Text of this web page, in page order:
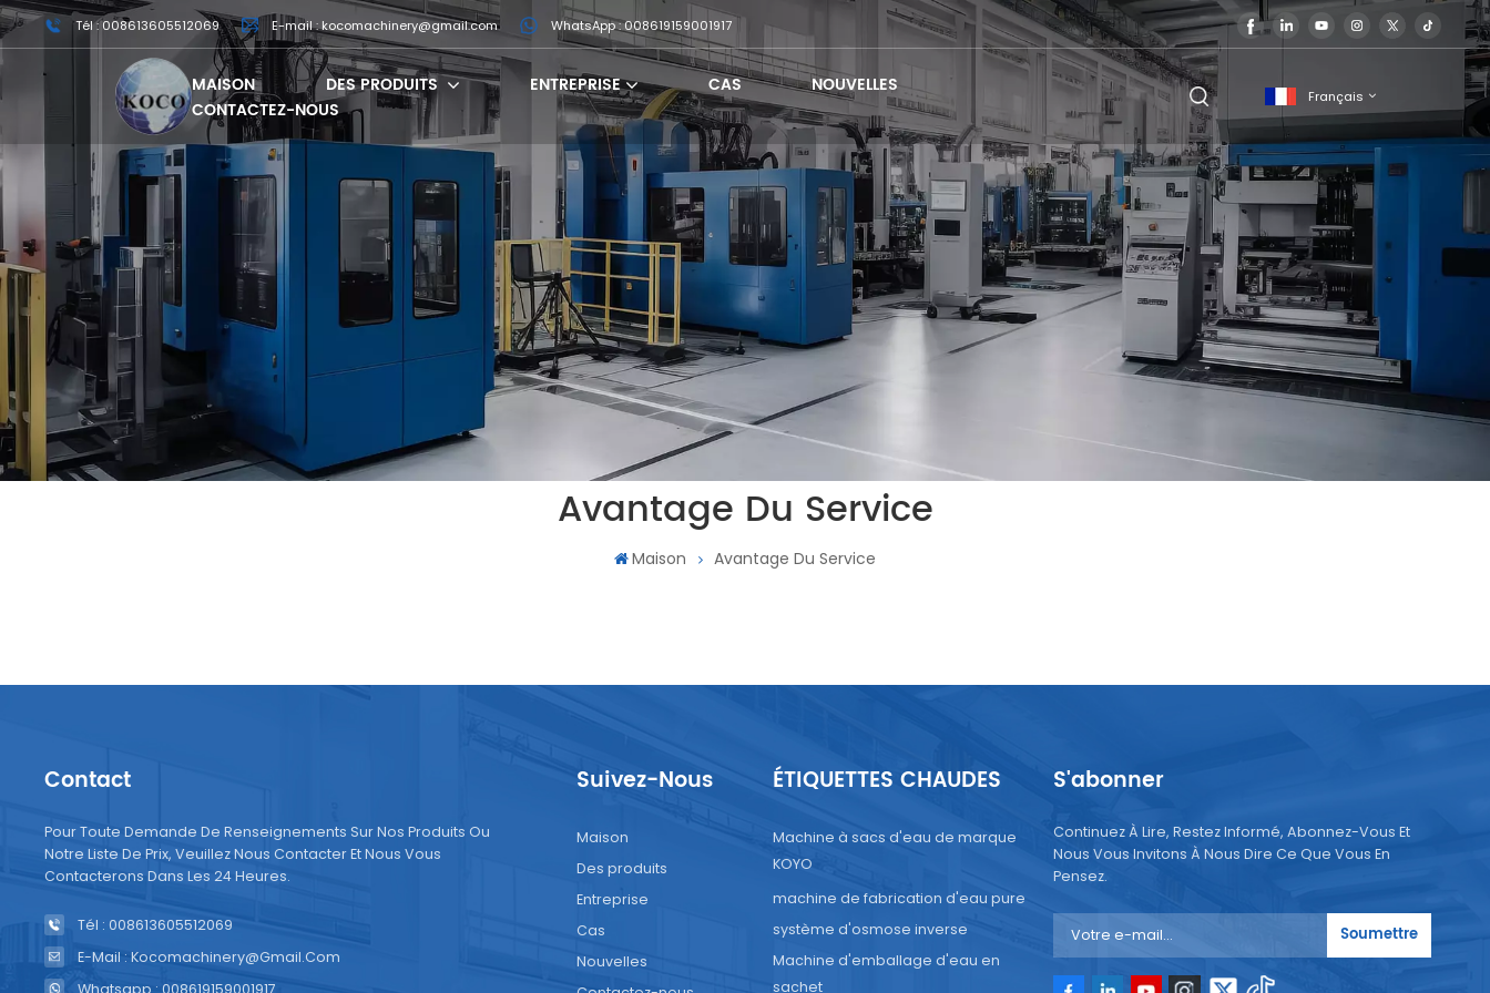
Tél : 008613605512069 E-mail : kocomachinery@gmail.com WhatsApp : 008619159001917
MAISON DES PRODUITS ENTREPRISE CAS
NOUVELLES
CONTACTEZ-NOUS
Français
English
français
Avantage Du Service
Maison Avantage Du Service
Contact
Pour Toute Demande De Renseignements Sur Nos Produits Ou
Notre Liste De Prix, Veuillez Nous Contacter Et Nous Vous
Contacterons Dans Les 24 Heures.
Tél : 008613605512069
E-Mail : Kocomachinery@gmail.com
Whatsapp : 008619159001917
Suivez-Nous
Maison
Des produits
Entreprise
Cas
Nouvelles
ÉTIQUETTES CHAUDES
Machine à sacs d'eau de marque
KOYO
machine de fabrication d'eau pure
système d'osmose inverse
Machine d'emballage d'eau en
S'abonner
Continuez À Lire, Restez Informé, Abonnez-Vous Et
Nous Vous Invitons À Nous Dire Ce Que Vous En
Pensez.
Soumettre